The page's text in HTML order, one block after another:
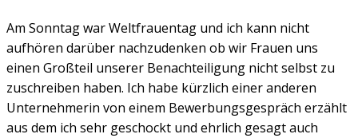
Am Sonntag war Weltfrauentag und ich kann nicht
aufhören darüber nachzudenken ob wir Frauen uns
einen Großteil unserer Benachteiligung nicht selbst zu
zuschreiben haben. Ich habe kürzlich einer anderen
Unternehmerin von einem Bewerbungsgespräch erzählt
aus dem ich sehr geschockt und ehrlich gesagt auch